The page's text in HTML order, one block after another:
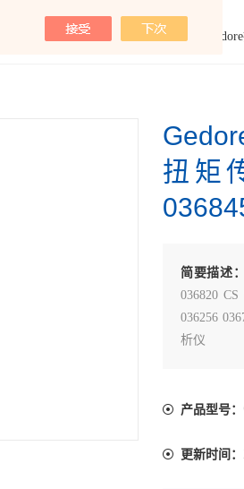
产品展示 德国GEDORE
扭矩
简要描述
036820 CS
036256
析仪
产品型号：
更新时间：